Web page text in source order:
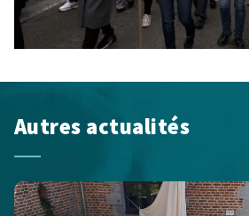
Autres actualités